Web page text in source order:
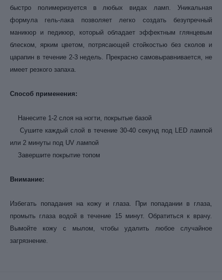
быстро полимеризуется в любых видах ламп. Уникальная
формула гель-лака позволяет легко создать безупречный
маникюр и педикюр, который обладает эффектным глянцевым
блеском, ярким цветом, потрясающей стойкостью без сколов и
царапин в течение 2-3 недель. Прекрасно самовыравнивается, не
имеет резкого запаха.
Способ применения:
Нанесите 1-2 слоя на ногти, покрытые базой
Сушите каждый слой в течение 30-40 секунд под LED лампой
или 2 минуты под UV лампой
Завершите покрытие топом
Внимание:
Избегать попадания на кожу и глаза. При попадании в глаза,
промыть глаза водой в течение 15 минут. Обратиться к врачу.
Вымойте кожу с мылом, чтобы удалить любое случайное
загрязнение.